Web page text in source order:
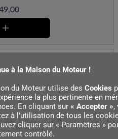
à la Maison du Moteur !
du Moteur utilise des Cookies
la plus pertinente en
En cliquant sur « Accepter »,
à l'utilisation de tous les
cliquer sur « Paramètres »
contrôlé.